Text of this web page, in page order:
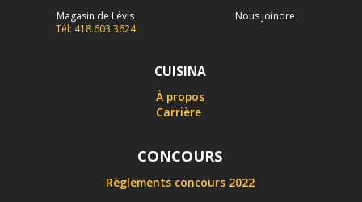
Magasin de Lévis
Tél: 418.603.3624
Nous joindre
CUISINA
À propos
Carrière
CONCOURS
Règlements concours 2022